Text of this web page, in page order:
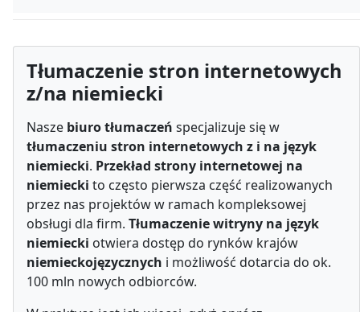
Tłumaczenie stron internetowych
z/na niemiecki
Nasze biuro tłumaczeń specjalizuje się w
tłumaczeniu stron internetowych z i na język
niemiecki. Przekład strony internetowej na
niemiecki to często pierwsza część realizowanych
przez nas projektów w ramach kompleksowej
obsługi dla firm. Tłumaczenie witryny na język
niemiecki otwiera dostęp do rynków krajów
niemieckojęzycznych i możliwość dotarcia do ok.
100 mln nowych odbiorców.